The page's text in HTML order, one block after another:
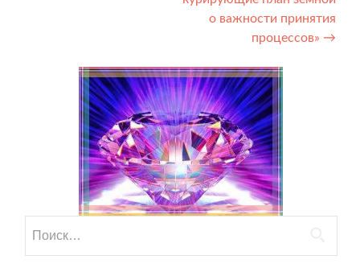
о важности принятия
процессов» →